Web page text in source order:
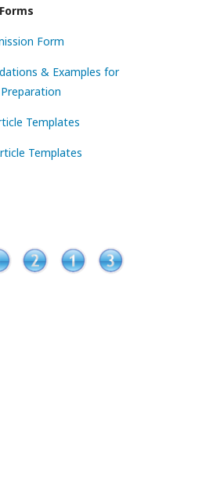
Form
& Examples for
Templates
Templates